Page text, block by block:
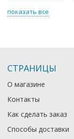
показать все
СТРАНИЦЫ
О магазине
Контакты
Как сделать заказ
Способы доставки